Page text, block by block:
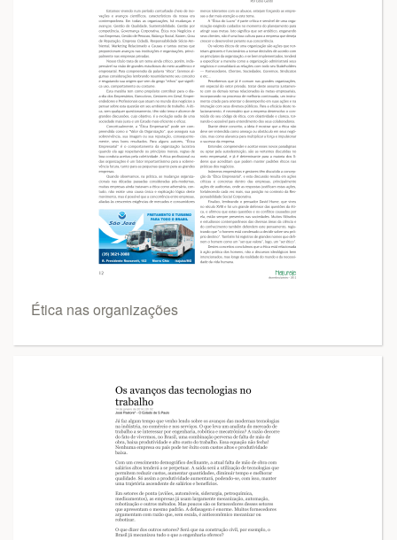
Ética nas organizações